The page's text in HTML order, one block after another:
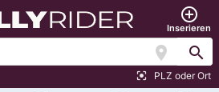
add_circle_outline
Inserieren
location_on search
center_focus_strong PLZ oder Ort